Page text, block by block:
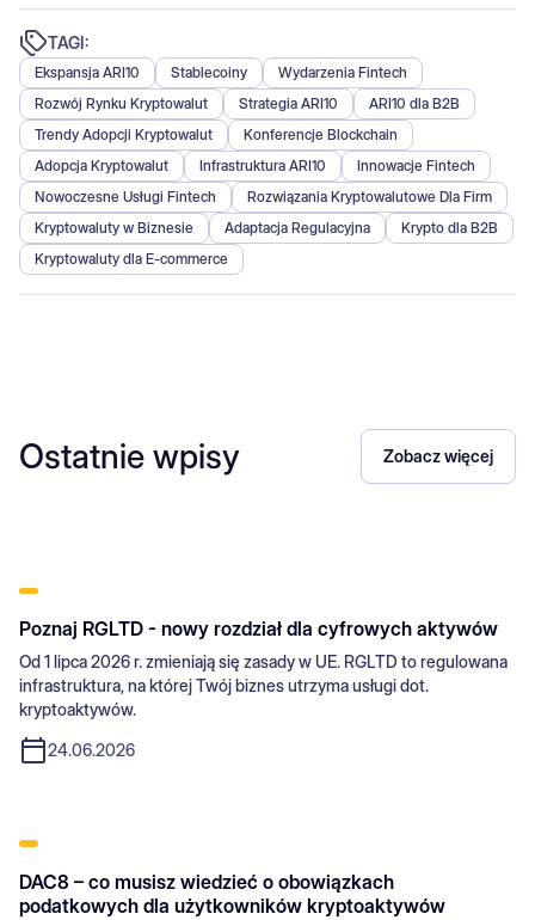
TAGI:
Ekspansja ARI10 Stablecoiny
Wydarzenia Fintech
Rozwój Rynku Kryptowalut
Strategia ARI10
ARI10 dla B2B
Trendy Adopcji Kryptowalut
Konferencje Blockchain
Adopcja Kryptowalut
Infrastruktura ARI10
Innowacje Fintech
Nowoczesne Usługi Fintech
Rozwiązania Kryptowalutowe Dla Firm
Kryptowaluty w Biznesie
Adaptacja Regulacyjna
Krypto dla B2B
Kryptowaluty dla E-commerce
Ostatnie wpisy Zobacz więcej
Poznaj RGLTD - nowy rozdział dla cyfrowych aktywów
Od 1 lipca 2026 r. zmieniają się zasady w UE. RGLTD to regulowana
infrastruktura, na której Twój biznes utrzyma usługi dot.
kryptoaktywów.
24.06.2026
DAC8 – co musisz wiedzieć o obowiązkach
podatkowych dla użytkowników kryptoaktywów